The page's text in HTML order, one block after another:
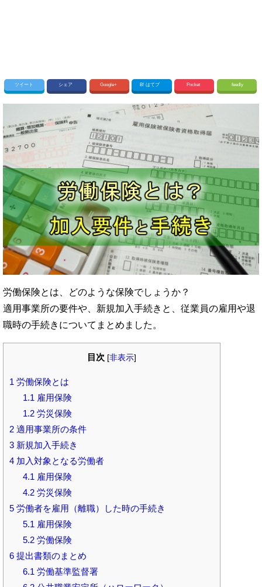
ツイート シェア Google+ B! はてブ Pocket feedly
労働保険とは、どのような保険でしょうか？
適用事業所の要件や、新規加入手続きと、従業員の雇用や退
職時の手続きについてまとめました。
目次 [非表示]
1 労働保険とは
1.1 雇用保険
1.2労災保険
2 適用事業所の条件
3 新規加入手続き
4 加入対象となる労働者
4.1 雇用保険
4.2労災保険
5 労働者を雇用（離職）した時の手続き
5.1 雇用保険
5.2労働保険
6 提出書類のまとめ
6.1 労働基準監督署